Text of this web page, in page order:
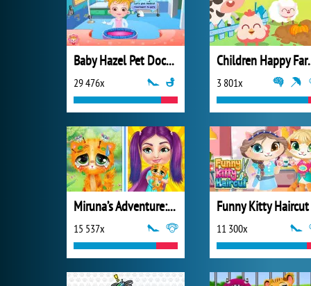
Baby Hazel Pet Doctor
29 476x 3 801x
Miruna’s Adventure: Vet
15 537x
Funny Kitty Haircut
11 300x